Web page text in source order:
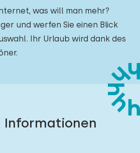
was will man mehr?
und werfen Sie einen Blick
Ihr Urlaub wird dank des
Informationen